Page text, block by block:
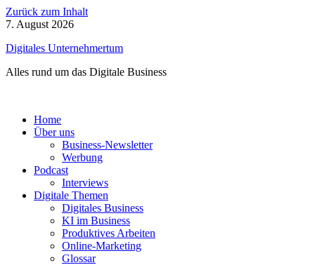
Zurück zum Inhalt
7. August 2026
Digitales Unternehmertum
Alles rund um das Digitale Business
Home
Über uns
Business-Newsletter
Werbung
Podcast
Interviews
Digitale Themen
Digitales Business
KI im Business
Produktives Arbeiten
Online-Marketing
Glossar